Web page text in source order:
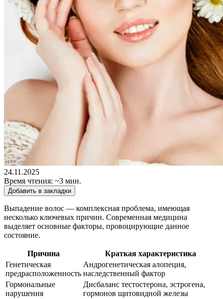
24.11.2025
Время чтения: ~3 мин.
Добавить в закладки
Выпадение волос — комплексная проблема, имеющая
несколько ключевых причин. Современная медицина
выделяет основные факторы, провоцирующие данное
состояние.
Причина
Краткая характеристика
Генетическая
предрасположенность
Андрогенетическая алопеция,
наследственный фактор
Гормональные
нарушения
Дисбаланс тестостерона, эстрогена,
гормонов щитовидной железы